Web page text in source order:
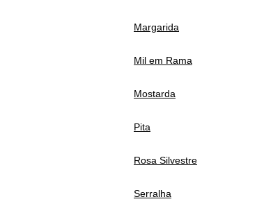
Margarida
Mil em Rama
Mostarda
Pita
Rosa Silvestre
Serralha